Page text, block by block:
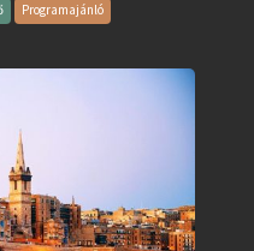
Programajánló